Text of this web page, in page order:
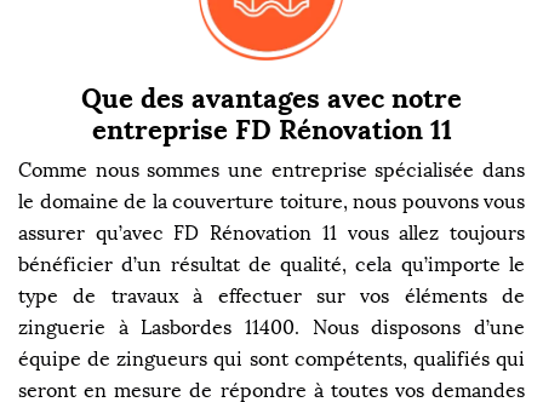
Que des avantages avec notre
entreprise FD Rénovation 11
Comme nous sommes une entreprise spécialisée dans
le domaine de la couverture toiture, nous pouvons vous
assurer qu’avec FD Rénovation 11 vous allez toujours
bénéficier d’un résultat de qualité, cela qu’importe le
type de travaux à effectuer sur vos éléments de
zinguerie à Lasbordes 11400. Nous disposons d’une
équipe de zingueurs qui sont compétents, qualifiés qui
seront en mesure de répondre à toutes vos demandes